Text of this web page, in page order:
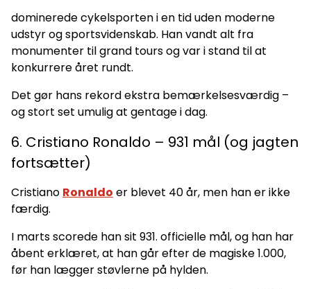
dominerede cykelsporten i en tid uden moderne
udstyr og sportsvidenskab. Han vandt alt fra
monumenter til grand tours og var i stand til at
konkurrere året rundt.
Det gør hans rekord ekstra bemærkelsesværdig –
og stort set umulig at gentage i dag.
6. Cristiano Ronaldo – 931 mål (og jagten
fortsætter)
Cristiano Ronaldo er blevet 40 år, men han er ikke
færdig.
I marts scorede han sit 931. officielle mål, og han har
åbent erklæret, at han går efter de magiske 1.000,
før han lægger støvlerne på hylden.